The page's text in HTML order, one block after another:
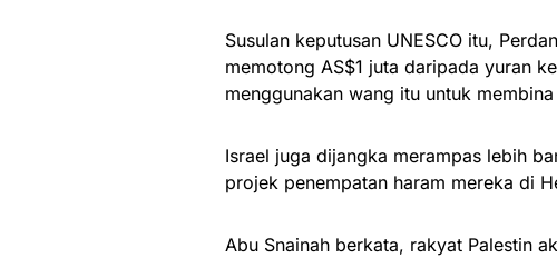
Susulan keputusan UNESCO itu,
memotong AS$1 juta daripada yuran
menggunakan wang itu untuk
Israel juga dijangka merampas lebih
projek penempatan haram mereka di
Abu Snainah berkata, rakyat Palestin